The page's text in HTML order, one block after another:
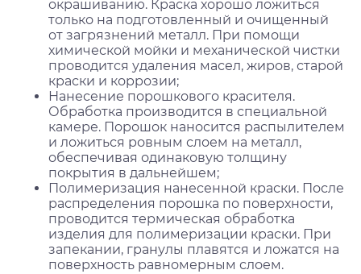
окрашиванию. Краска хорошо ложиться
только на подготовленный и очищенный
от загрязнений металл. При помощи
химической мойки и механической чистки
проводится удаления масел, жиров, старой
краски и коррозии;
Нанесение порошкового красителя.
Обработка производится в специальной
камере. Порошок наносится распылителем
и ложиться ровным слоем на металл,
обеспечивая одинаковую толщину
покрытия в дальнейшем;
Полимеризация нанесенной краски. После
распределения порошка по поверхности,
проводится термическая обработка
изделия для полимеризации краски. При
запекании, гранулы плавятся и ложатся на
поверхность равномерным слоем.